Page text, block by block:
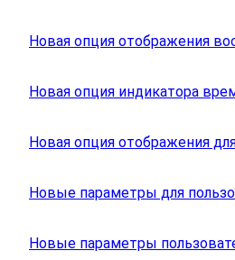
Новая опция отображения
Новая опция индикатора
Новая опция отображения
Новые параметры для
Новые параметры